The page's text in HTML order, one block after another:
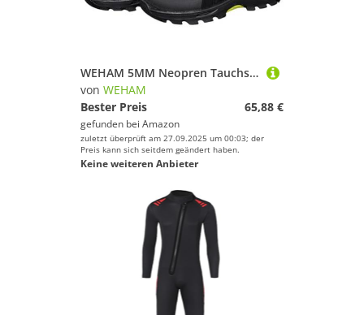
WEHAM 5MM Neopren Tauchstiefel Surf Scuba Tauchen Schwimmschuhe Windsurfen Unterwasserfischen Kitesurf Ausrüstung Strandschuhe Schnorcheln,Schwarz,43
von WEHAM
Bester Preis
65,88 €
gefunden bei Amazon
zuletzt überprüft am 27.09.2025 um 00:03; der
Preis kann sich seitdem geändert haben.
Keine weiteren Anbieter